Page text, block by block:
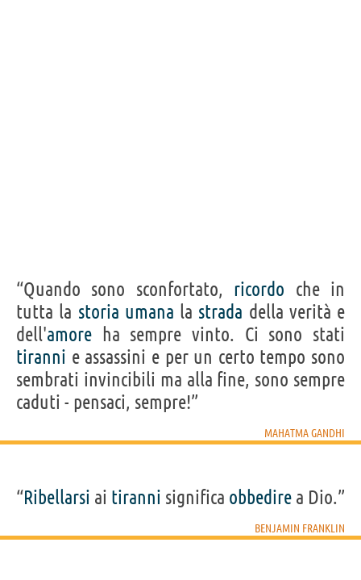
“Quando sono sconfortato, ricordo che in
tutta la storia umana la strada della verità e
dell'amore ha sempre vinto. Ci sono stati
tiranni e assassini e per un certo tempo sono
sembrati invincibili ma alla fine, sono sempre
caduti - pensaci, sempre!”
MAHATMA GANDHI
“Ribellarsi ai tiranni significa obbedire a Dio.”
BENJAMIN FRANKLIN